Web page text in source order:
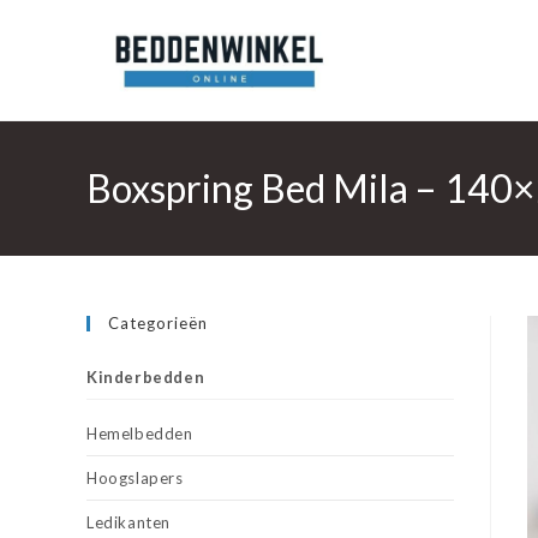
Boxspring Bed Mila –
Categorieën
Kinderbedden
Hemelbedden
Hoogslapers
Ledikanten